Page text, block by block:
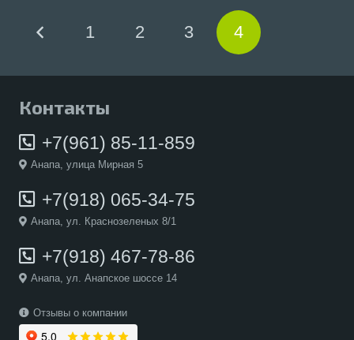
1 2 3 4
Контакты
+7(961) 85-11-859
Анапа, улица Мирная 5
+7(918) 065-34-75
Анапа, ул. Краснозеленых 8/1
+7(918) 467-78-86
Анапа, ул. Анапское шоссе 14
Отзывы о компании